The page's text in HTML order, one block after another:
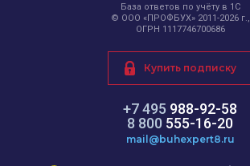
База ответов по учёту в 1С
© ООО «ПРОФБУХ» 2011-2026 г.,
ОГРН 1117746700686
+7 495 988-92-58
8 800 555-16-20
mail@buhexpert8.ru
Купить подписку